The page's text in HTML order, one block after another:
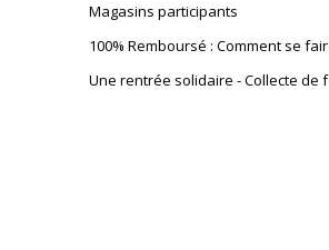
Magasins participants
100% Remboursé : Comment se
Une rentrée solidaire - Collecte de